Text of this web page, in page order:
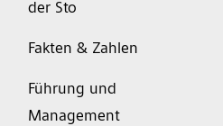
der Sto
Fakten & Zahlen
Führung und
Management